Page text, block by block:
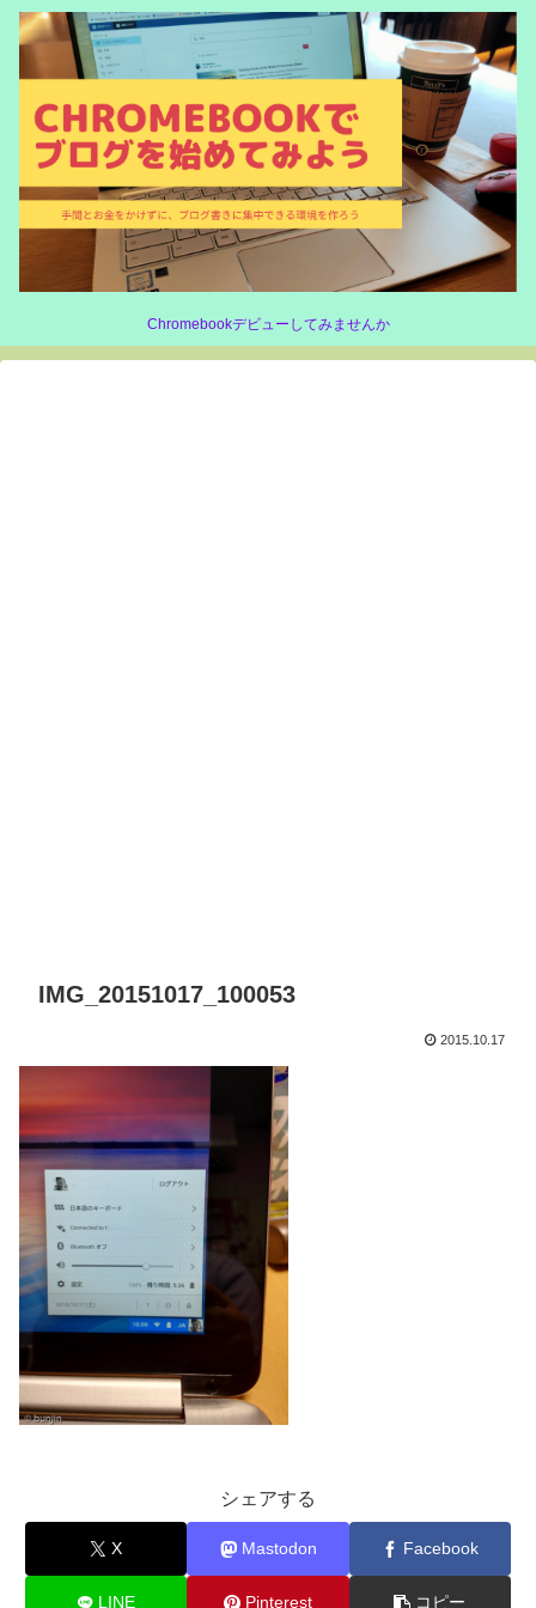
Chromebookデビューしてみませんか
IMG_20151017_100053
2015.10.17
シェアする
X Mastodon Facebook
LINE Pinterest コピー